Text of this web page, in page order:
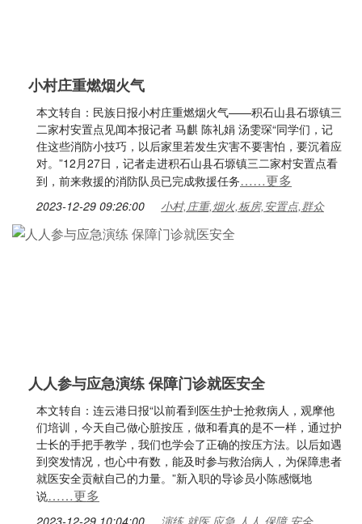
小村庄重燃烟火气
本文转自：民族日报小村庄重燃烟火气——积石山县石塬镇三
二家村安置点见闻本报记者 马麒 陈礼娟 汤雯琛“同学们，记
住这些消防小技巧，以后家里若发生灾害不要害怕，要沉着应
对。”12月27日，记者走进积石山县石塬镇三二家村安置点看
到，前来救援的消防队员已完成救援任务……更多
2023-12-29 09:26:00 小村,庄重,烟火,板房,安置点,群众
人人参与应急演练 保障门诊就医安全
本文转自：连云港日报“以前看到医生护士抢救病人，观摩他
们培训，今天自己做心脏按压，做和看真的是不一样，通过护
士长的手把手教学，我们也学会了正确的按压方法。以后如遇
到突发情况，也心中有数，能及时参与救治病人，为保障患者
就医安全贡献自己的力量。”新入职的导诊员小陈感慨地
说……更多
2023-12-29 10:04:00 演练,就医,应急,人人,保障,安全